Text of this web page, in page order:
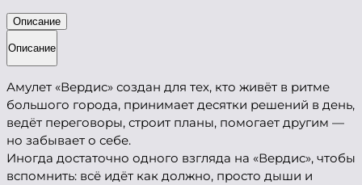
Описание
Описание
Амулет «Вердис» создан для тех, кто живёт в ритме
большого города, принимает десятки решений в день,
ведёт переговоры, строит планы, помогает другим —
но забывает о себе.
Иногда достаточно одного взгляда на «Вердис», чтобы
вспомнить: всё идёт как должно, просто дыши и